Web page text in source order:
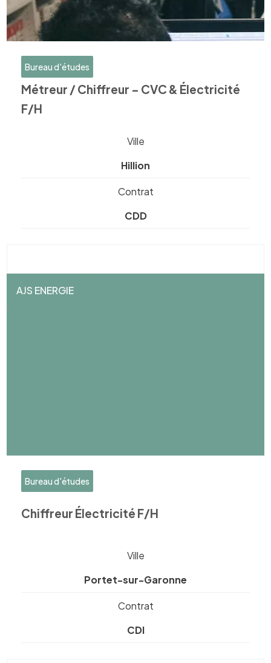
Bureau d'études
Métreur / Chiffreur – CVC & Électricité
F/H
Ville
Hillion
Contrat
CDD
AJS ENERGIE
Bureau d'études
Chiffreur Électricité F/H
Ville
Portet-sur-Garonne
Contrat
CDI